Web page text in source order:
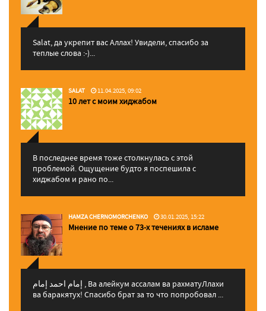
Salat, да укрепит вас Аллаx! Увидели, спасибо за
теплые слова :-)...
SALAT 11.04.2025, 09:02
10 лет с моим хиджабом
В последнее время тоже столкнулась с этой
проблемой. Ощущение будто я поспешила с
хиджабом и рано по...
HAMZA CHERNOMORCHENKO 30.01.2025, 15:22
Мнение по теме о 73-х течениях в исламе
إمام احمد إمام , Ва алейкум ассалам ва рахматуЛлахи
ва баракятух! Спасибо брат за то что попробовал ...